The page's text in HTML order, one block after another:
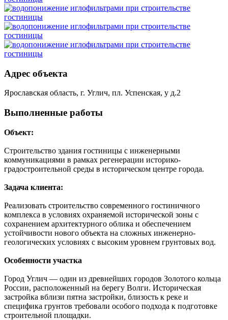
Адрес объекта
Ярославская область, г. Углич, пл. Успенская, у д.2
Выполненные работы
Объект:
Строительство здания гостиницы с инженерными
коммуникациями в рамках регенерации историко-
градостроительной среды в историческом центре города.
Задача клиента:
Реализовать строительство современного гостиничного
комплекса в условиях охраняемой исторической зоны с
сохранением архитектурного облика и обеспечением
устойчивости нового объекта на сложных инженерно-
геологических условиях с высоким уровнем грунтовых вод.
Особенности участка
Город Углич — один из древнейших городов Золотого кольца
России, расположенный на берегу Волги. Историческая
застройка вблизи пятна застройки, близость к реке и
специфика грунтов требовали особого подхода к подготовке
строительной площадки.